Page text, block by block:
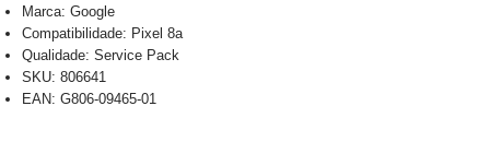
Marca: Google
Compatibilidade: Pixel 8a
Qualidade: Service Pack
SKU: 806641
EAN: G806-09465-01